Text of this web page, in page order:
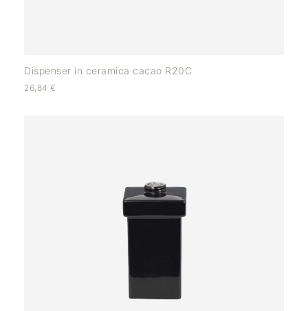
Dispenser in ceramica cacao R20C
26,84 €